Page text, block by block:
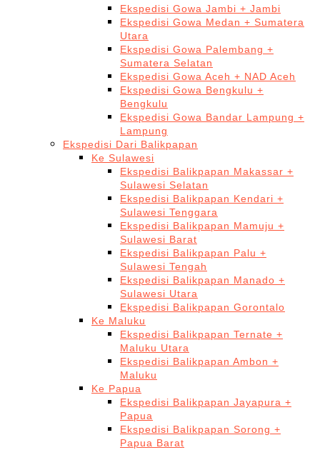
Ekspedisi Gowa Jambi + Jambi
Ekspedisi Gowa Medan + Sumatera
Utara
Ekspedisi Gowa Palembang +
Sumatera Selatan
Ekspedisi Gowa Aceh + NAD Aceh
Ekspedisi Gowa Bengkulu +
Bengkulu
Ekspedisi Gowa Bandar Lampung +
Lampung
Ekspedisi Dari Balikpapan
Ke Sulawesi
Ekspedisi Balikpapan Makassar +
Sulawesi Selatan
Ekspedisi Balikpapan Kendari +
Sulawesi Tenggara
Ekspedisi Balikpapan Mamuju +
Sulawesi Barat
Ekspedisi Balikpapan Palu +
Sulawesi Tengah
Ekspedisi Balikpapan Manado +
Sulawesi Utara
Ekspedisi Balikpapan Gorontalo
Ke Maluku
Ekspedisi Balikpapan Ternate +
Maluku Utara
Ekspedisi Balikpapan Ambon +
Maluku
Ke Papua
Ekspedisi Balikpapan Jayapura +
Papua
Ekspedisi Balikpapan Sorong +
Papua Barat